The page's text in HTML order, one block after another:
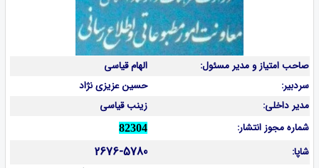
صاحب امتیاز و مدیر مسئول:
الهام قیاسی
سردبیر:
حسین عزیزی نژاد
مدیر داخلی:
زینب قیاسی
شماره مجوز انتشار:
82304
شاپا: 2676-5780